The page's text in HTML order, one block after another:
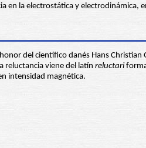
en la electrostática y
del científico danés Hans
reluctancia viene del latín reluctari
intensidad magnética.